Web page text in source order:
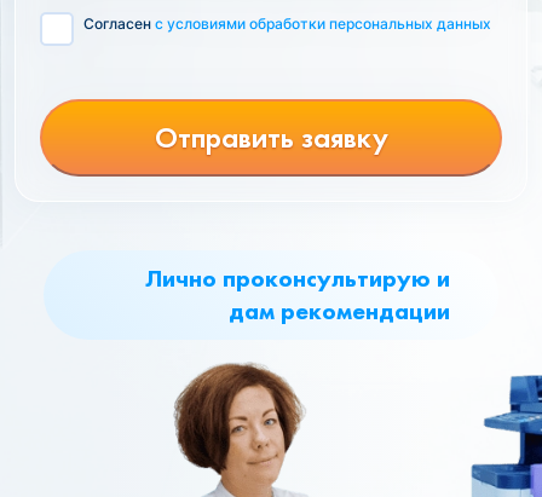
Лично проконсультирую и
дам рекомендации
Согласен с условиями обработки персональных данных
Отправить заявку